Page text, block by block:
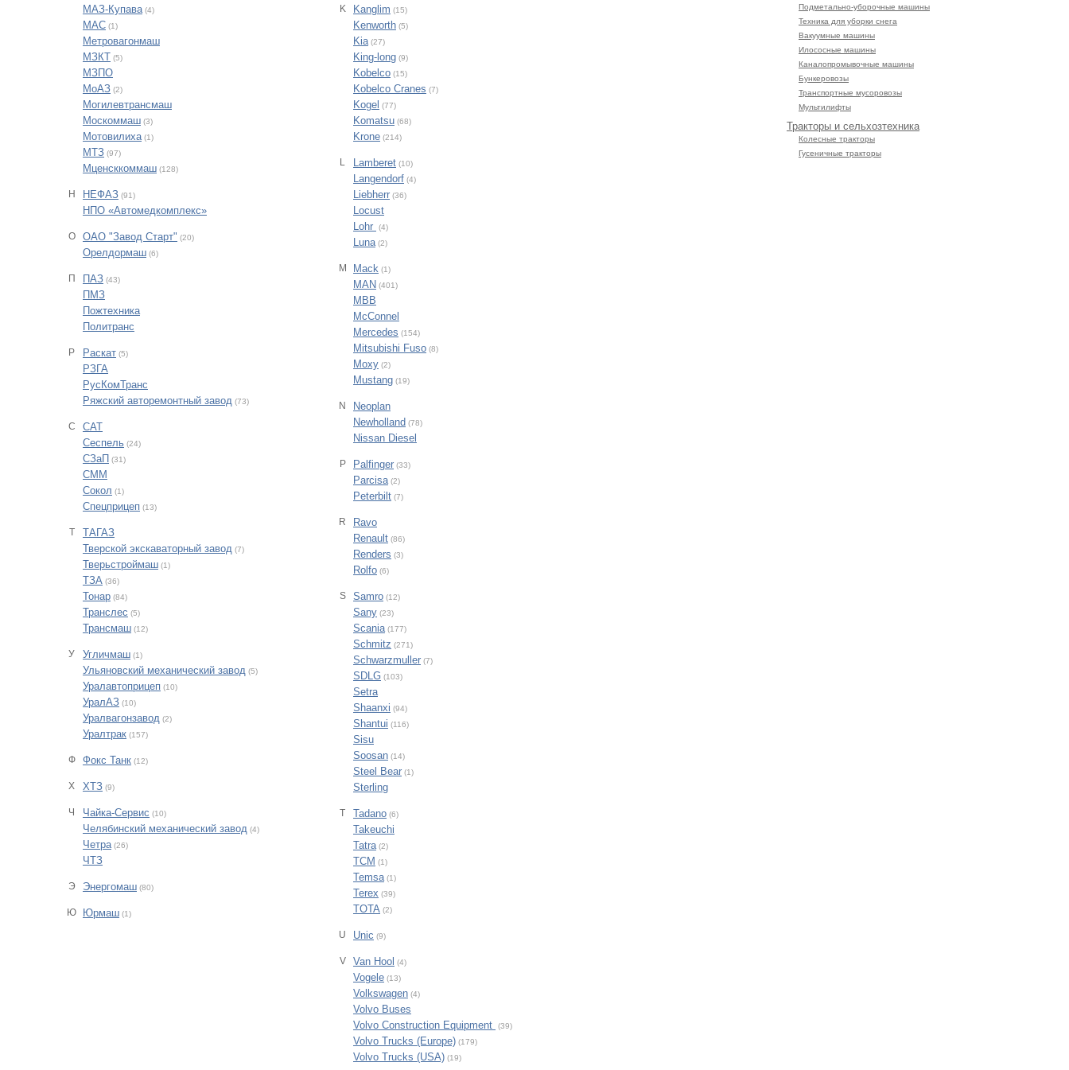
МАЗ-Купава (4)
МАС (1)
Метровагонмаш
МЗКТ (5)
МЗПО
МоАЗ (2)
Могилевтрансмаш
Москоммаш (3)
Мотовилиха (1)
МТЗ (97)
Мценсккоммаш (128)
Н НЕФАЗ (91)
НПО «Автомедкомплекс»
О ОАО "Завод Старт" (20)
Орелдормаш (6)
П ПАЗ (43)
ПМЗ
Пожтехника
Политранс
Р Раскат (5)
РЗГА
РусКомТранс
Ряжский авторемонтный завод (73)
С
САТ
Сеспель (24)
СЗаП (31)
СММ
Сокол (1)
Спецприцеп (13)
Т
ТАГАЗ
Тверской экскаваторный завод (7)
Тверьстроймаш (1)
ТЗА (36)
Тонар (84)
Транслес (5)
Трансмаш (12)
У Угличмаш (1)
Ульяновский механический завод (5)
Уралавтоприцеп (10)
УралАЗ (10)
Уралвагонзавод (2)
Уралтрак (157)
Ф Фокс Танк (12)
Х ХТЗ (9)
Ч Чайка-Сервис (10)
Челябинский механический завод (4)
Четра (26)
ЧТЗ
Э Энергомаш (80)
Ю Юрмаш (1)
K Kanglim (15)
Kenworth (5)
Kia (27)
King-long (9)
Kobelco (15)
Kobelco Cranes (7)
Kogel (77)
Komatsu (68)
Krone (214)
L Lamberet (10)
Langendorf (4)
Liebherr (36)
Locust
Lohr
(4)
Luna (2)
M Mack (1)
MAN (401)
MBB
McConnel
Mercedes (154)
Mitsubishi Fuso (8)
Moxy (2)
Mustang (19)
N
Neoplan
Newholland (78)
Nissan Diesel
P Palfinger (33)
Parcisa (2)
Peterbilt (7)
R
Ravo
Renault (86)
Renders (3)
Rolfo (6)
S Samro (12)
Sany (23)
Scania (177)
Schmitz (271)
Schwarzmuller (7)
SDLG (103)
Setra
Shaanxi (94)
Shantui (116)
Sisu
Soosan (14)
Steel Bear (1)
Sterling
T Tadano (6)
Takeuchi
Tatra (2)
TCM (1)
Temsa (1)
Terex (39)
TOTA (2)
U Unic (9)
V Van Hool (4)
Vogele (13)
Volkswagen (4)
Volvo Buses
Volvo Construction Equipment
(39)
Volvo Trucks (Europe) (179)
Volvo Trucks (USA) (19)
Подметально-уборочные машины
Техника для уборки снега
Вакуумные машины
Илососные машины
Каналопромывочные машины
Бункеровозы
Транспортные мусоровозы
Мультилифты
Тракторы и сельхозтехника
Колесные тракторы
Гусеничные тракторы